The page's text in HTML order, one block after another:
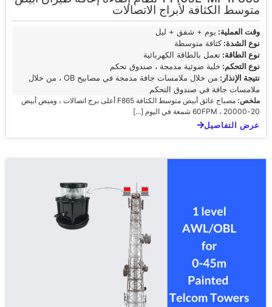
متوسط الكثافة لأبراج الاتصالات
وقت العملية: يوم + شفق + ليل
نوع الشدة:كثافة متوسطة
نوع الطاقة: تعمل بالطاقة الكهربائية
نوع التحكم: خلية ضوئية مدمجة ، صندوق تحكم
نتيجة الإنذار:
من خلال ملامسات جافة مدمجة في مصابيح OB ، من خلال
ملامسات جافة في صندوق التحكم
ملخص:
مصباح عائق أبيض متوسط الكثافة F865 أعلى برج اتصالات ، وميض أبيض
20-60FPM ، 20000 شمعة في اليوم [...]
عرض التفاصيل